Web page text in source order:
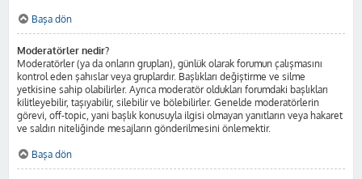
Başa dön
Moderatörler nedir?
Moderatörler (ya da onların grupları), günlük olarak forumun çalışmasını
kontrol eden şahıslar veya gruplardır. Başlıkları değiştirme ve silme
yetkisine sahip olabilirler. Ayrıca moderatör oldukları forumdaki başlıkları
kilitleyebilir, taşıyabilir, silebilir ve bölebilirler. Genelde moderatörlerin
görevi, off-topic, yani başlık konusuyla ilgisi olmayan yanıtların veya hakaret
ve saldırı niteliğinde mesajların gönderilmesini önlemektir.
Başa dön